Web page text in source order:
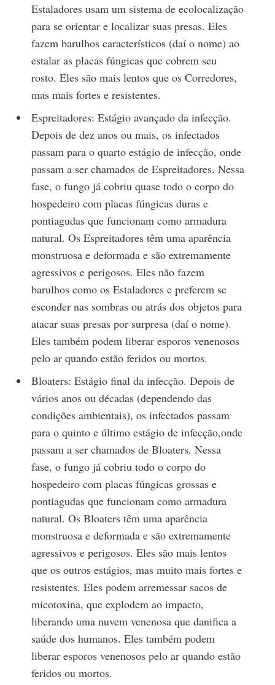
Estaladores usam um sistema de ecolocalização
para se orientar e localizar suas presas. Eles
fazem barulhos característicos (daí o nome) ao
estalar as placas fúngicas que cobrem seu
rosto. Eles são mais lentos que os Corredores,
mas mais fortes e resistentes.
Espreitadores: Estágio avançado da infecção.
Depois de dez anos ou mais, os infectados
passam para o quarto estágio de infecção, onde
passam a ser chamados de Espreitadores. Nessa
fase, o fungo já cobriu quase todo o corpo do
hospedeiro com placas fúngicas duras e
pontiagudas que funcionam como armadura
natural. Os Espreitadores têm uma aparência
monstruosa e deformada e são extremamente
agressivos e perigosos. Eles não fazem
barulhos como os Estaladores e preferem se
esconder nas sombras ou atrás dos objetos para
atacar suas presas por surpresa (daí o nome).
Eles também podem liberar esporos venenosos
pelo ar quando estão feridos ou mortos.
Bloaters: Estágio final da infecção. Depois de
vários anos ou décadas (dependendo das
condições ambientais), os infectados passam
para o quinto e último estágio de infecção,onde
passam a ser chamados de Bloaters. Nessa
fase, o fungo já cobriu todo o corpo do
hospedeiro com placas fúngicas grossas e
pontiagudas que funcionam como armadura
natural. Os Bloaters têm uma aparência
monstruosa e deformada e são extremamente
agressivos e perigosos. Eles são mais lentos
que os outros estágios, mas muito mais fortes e
resistentes. Eles podem arremessar sacos de
micotoxina, que explodem ao impacto,
liberando uma nuvem venenosa que danifica a
saúde dos humanos. Eles também podem
liberar esporos venenosos pelo ar quando estão
feridos ou mortos.